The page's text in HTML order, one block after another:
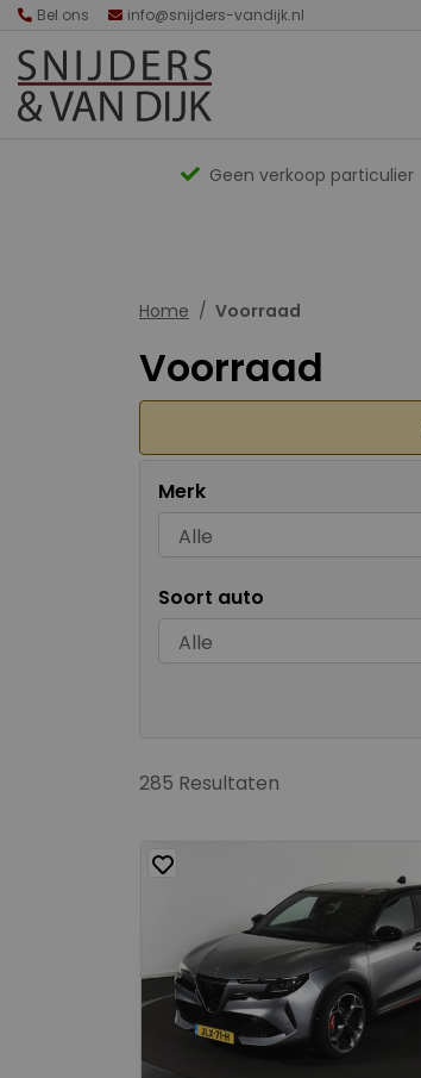
Bel ons info@snijders-vandijk.nl
Geen verkoop particulier
Home Voorraad
Voorraad
Merk
Soort auto
285 Resultaten